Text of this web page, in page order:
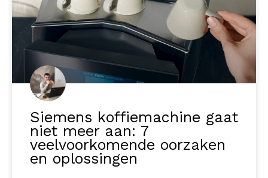
Siemens koffiemachine gaat
niet meer aan: 7
veelvoorkomende oorzaken
en oplossingen